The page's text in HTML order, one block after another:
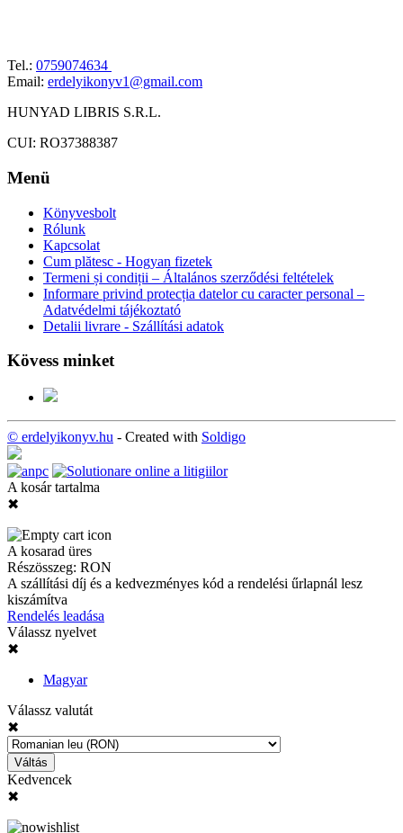
Tel.: 0759074634
Email: erdelyikonyv1@gmail.com
HUNYAD LIBRIS S.R.L.
CUI: RO37388387
Menü
Könyvesbolt
Rólunk
Kapcsolat
Cum plătesc - Hogyan fizetek
Termeni și condiții – Általános szerződési feltételek
Informare privind protecția datelor cu caracter personal –
Adatvédelmi tájékoztató
Detalii livrare - Szállítási adatok
Kövess minket
© erdelyikonyv.hu - Created with Soldigo
A kosár tartalma
✖
A kosarad üres
Részösszeg: RON
A szállítási díj és a kedvezményes kód a rendelési űrlapnál lesz
kiszámítva
Rendelés leadása
Válassz nyelvet
✖
Magyar
Válassz valutát
✖
Váltás
Kedvencek
✖